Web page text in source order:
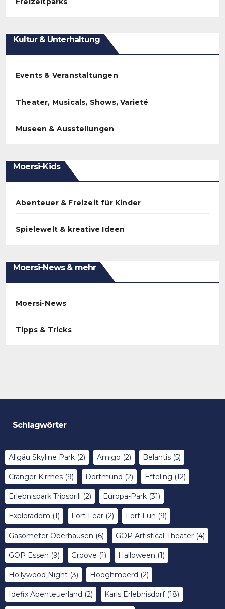
Kultur & Unterhaltung
Events & Veranstaltungen
Theater, Musicals, Shows, Varieté
Museen & Ausstellungen
Moersi-Kids
Abenteuer & Freizeit für Kinder
Spielewelt & kreative Ideen
Moersi-News & mehr
Moersi-News
Tipps & Tricks
Schlagwörter
Allgäu Skyline Park (2) Amigo (2) Belantis (5)
Cranger Kirmes (9) Dortmund (2) Efteling (12)
Erlebnispark Tripsdrill (2) Europa-Park (31)
Exploradom (1) Fort Fear (2) Fort Fun (9)
Gasometer Oberhausen (6) GOP Artistical-Theater (4)
GOP Essen (9) Groove (1) Halloween (1)
Hollywood Night (3) Hooghmoerd (2)
Idefix Abenteuerland (2) Karls Erlebnisdorf(18)